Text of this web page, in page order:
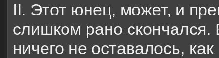
II. Этот юнец, может, и
слишком рано скончался.
ничего не оставалось,